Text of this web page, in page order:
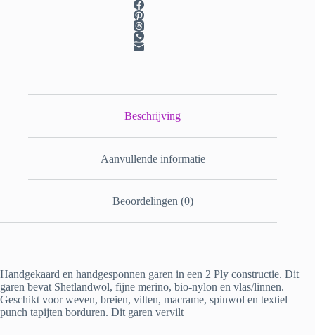
Beschrijving
Aanvullende informatie
Beoordelingen (0)
Handgekaard en handgesponnen garen in een 2 Ply constructie. Dit
garen bevat Shetlandwol, fijne merino, bio-nylon en vlas/linnen.
Geschikt voor weven, breien, vilten, macrame, spinwol en textiel
punch tapijten borduren. Dit garen vervilt